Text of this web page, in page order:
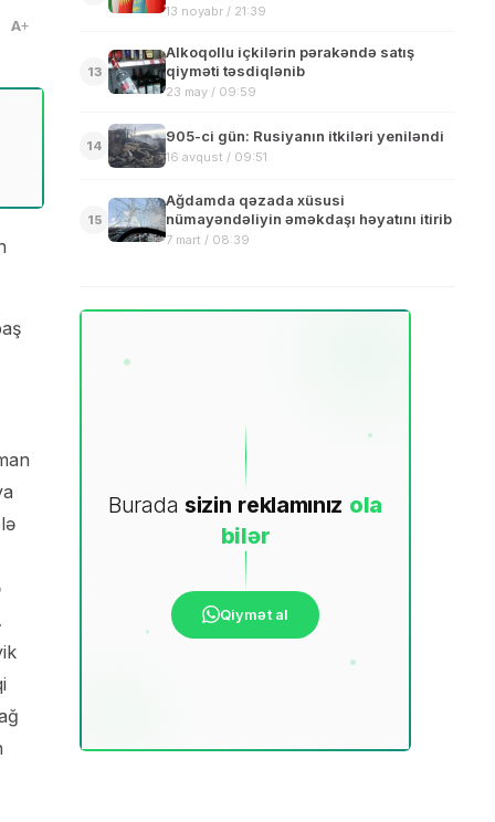
A
13 noyabr / 21:39
13
Alkoqollu içkilərin pərakəndə satış
qiyməti təsdiqlənib
23 may / 09:59
14
905-ci gün: Rusiyanın itkiləri yeniləndi
16 avqust / 09:51
15
Ağdamda qəzada xüsusi
nümayəndəliyin əməkdaşı həyatını itirib
7 mart / 08:39
Burada sizin reklamınız ola
bilər
Qiymət al